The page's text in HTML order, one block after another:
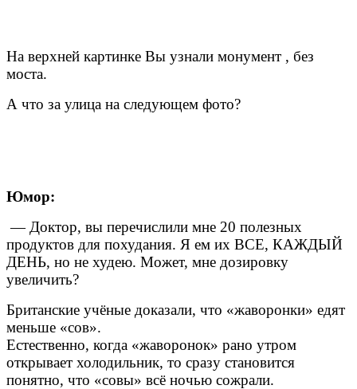
На верхней картинке Вы узнали монумент , без
моста.
А что за улица на следующем фото?
Юмор:
— Доктор, вы перечислили мне 20 полезных
продуктов для похудания. Я ем их ВСЕ, КАЖДЫЙ
ДЕНЬ, но не худею. Может, мне дозировку
увеличить?
Британские учёные доказали, что «жаворонки» едят
меньше «сов».
Естественно, когда «жаворонок» рано утром
открывает холодильник, то сразу становится
понятно, что «совы» всё ночью сожрали.